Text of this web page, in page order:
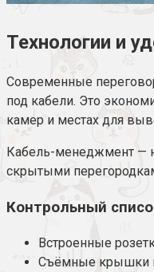
Технологии и
Современные
под кабели. Это
камер и местах для
Кабель-менеджмент —
скрытыми
Контрольный
Встроенные
Съёмные крышки